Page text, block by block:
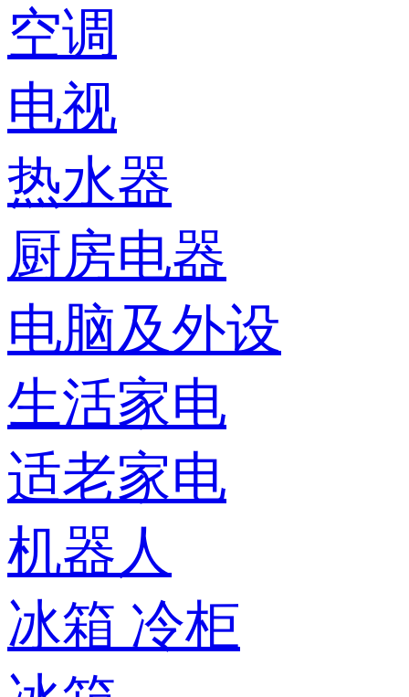
空调
电视
热水器
厨房电器
电脑及外设
生活家电
适老家电
机器人
冰箱 冷柜